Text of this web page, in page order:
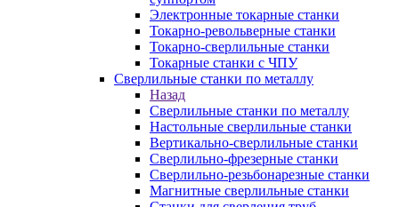
Электронные токарные станки
Токарно-револьверные станки
Токарно-сверлильные станки
Токарные станки с ЧПУ
Сверлильные станки по металлу
Назад
Сверлильные станки по металлу
Настольные сверлильные станки
Вертикально-сверлильные станки
Сверлильно-фрезерные станки
Сверлильно-резьбонарезные станки
Магнитные сверлильные станки